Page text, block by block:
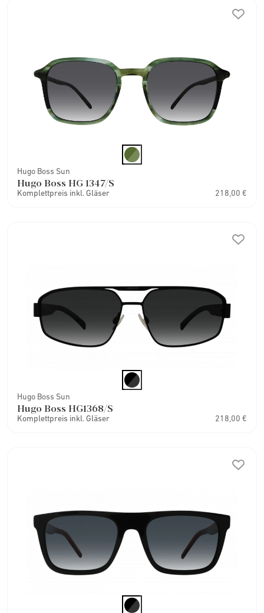
Hugo Boss Sun
Hugo Boss HG 1347/S
Komplettpreis inkl. Gläser 218,00 €
Hugo Boss Sun
Hugo Boss HG1368/S
Komplettpreis inkl. Gläser 218,00 €